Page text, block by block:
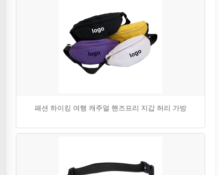
패션 하이킹 여행 캐주얼 핸즈프리 지갑 허리 가방